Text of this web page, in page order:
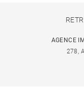
AGENCE
278,